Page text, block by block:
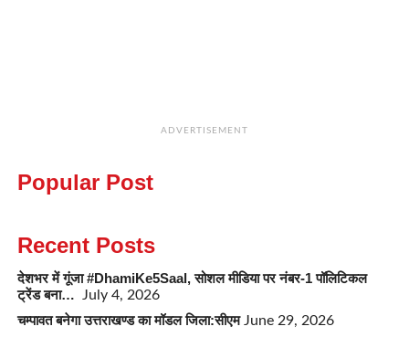
ADVERTISEMENT
Popular Post
Recent Posts
देशभर में गूंजा #DhamiKe5Saal, सोशल मीडिया पर नंबर-1 पॉलिटिकल
ट्रेंड बना… July 4, 2026
चम्पावत बनेगा उत्तराखण्ड का मॉडल जिला:सीएम June 29, 2026